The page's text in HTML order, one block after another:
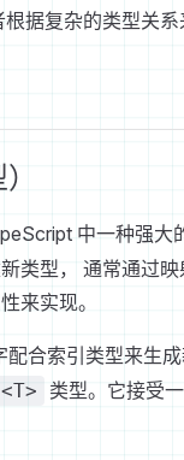
据复杂的类型关系
中一种强大
类型， 通常通过映
来实现。
配合索引类型来生
类型。它接受